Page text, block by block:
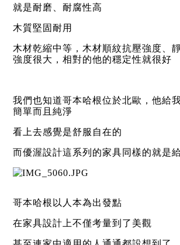
就是耐磨、耐腐性高
木質堅固耐用
木材乾縮中等，木材順紋抗壓強度、
強度很大，相對的他的穩定性就很好
我們也知道哥本哈根位於北歐，他給
簡單而且純淨
看上去感覺是舒服自在的
而優渥設計這系列的家具同樣的就是
哥本哈根以人本為出發點
在家具設計上不僅考量到了美觀